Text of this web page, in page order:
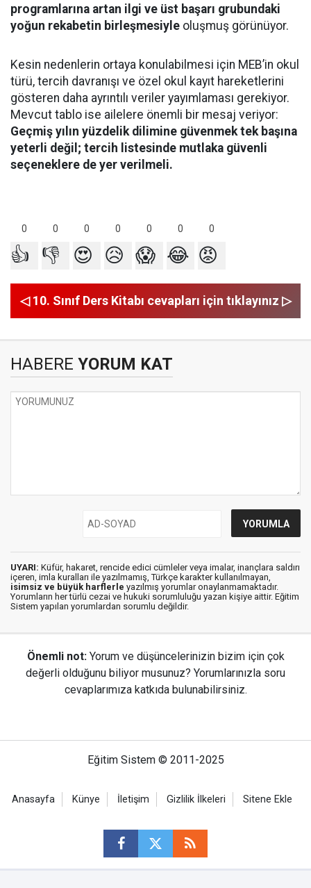
programlarına artan ilgi ve üst başarı grubundaki
yoğun rekabetin birleşmesiyle oluşmuş görünüyor.
Kesin nedenlerin ortaya konulabilmesi için MEB’in okul
türü, tercih davranışı ve özel okul kayıt hareketlerini
gösteren daha ayrıntılı veriler yayımlaması gerekiyor.
Mevcut tablo ise ailelere önemli bir mesaj veriyor:
Geçmiş yılın yüzdelik dilimine güvenmek tek başına
yeterli değil; tercih listesinde mutlaka güvenli
seçeneklere de yer verilmeli.
0 0 0 0 0 0 0
👍 👎 😍 😥 😱 😂 😡
◁ 10. Sınıf Ders Kitabı cevapları için tıklayınız ▷
HABERE YORUM KAT
UYARI: Küfür, hakaret, rencide edici cümleler veya imalar, inançlara saldırı
içeren, imla kuralları ile yazılmamış, Türkçe karakter kullanılmayan,
isimsiz ve büyük harflerle yazılmış yorumlar onaylanmamaktadır.
Yorumların her türlü cezai ve hukuki sorumluluğu yazan kişiye aittir. Eğitim
Sistem yapılan yorumlardan sorumlu değildir.
Önemli not: Yorum ve düşüncelerinizin bizim için çok
değerli olduğunu biliyor musunuz? Yorumlarınızla soru
cevaplarımıza katkıda bulunabilirsiniz.
Eğitim Sistem © 2011-2025
Anasayfa Künye İletişim Gizlilik İlkeleri Sitene Ekle